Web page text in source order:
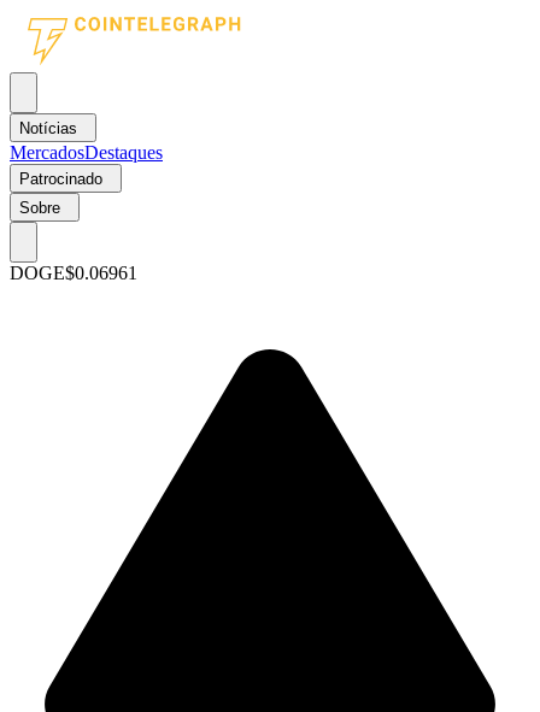
Notícias
MercadosDestaques
Patrocinado
Sobre
DOGE$0.06961